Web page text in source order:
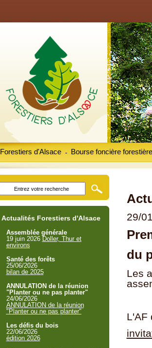
Forestiers d'Alsace Bourse foncière forestière
-
29/
du
Les
L'AF
Actualités Forestiers d'Alsace
Assemblée générale
19 juin 2026 Doller, Thur et
environs
Santé des forêts
25/06/2026
bilan de 2025
ANNULATION de la réunion
"Planter ou ne pas planter"
24/06/2026
ANNULATION de la réunion
"Planter ou ne pas planter"
Les défis du bois
22/06/2026
édition 2026